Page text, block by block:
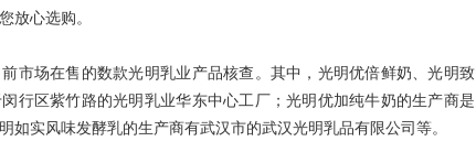
放心选购。
场在售的数款光明乳业产品核查。其中，光明优倍鲜奶、光明致
行区紫竹路的光明乳业华东中心工厂；光明优加纯牛奶的生产商是
如实风味发酵乳的生产商有武汉市的武汉光明乳品有限公司等。